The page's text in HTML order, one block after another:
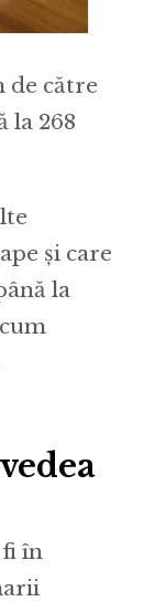
de către
la 268
și care
la
în